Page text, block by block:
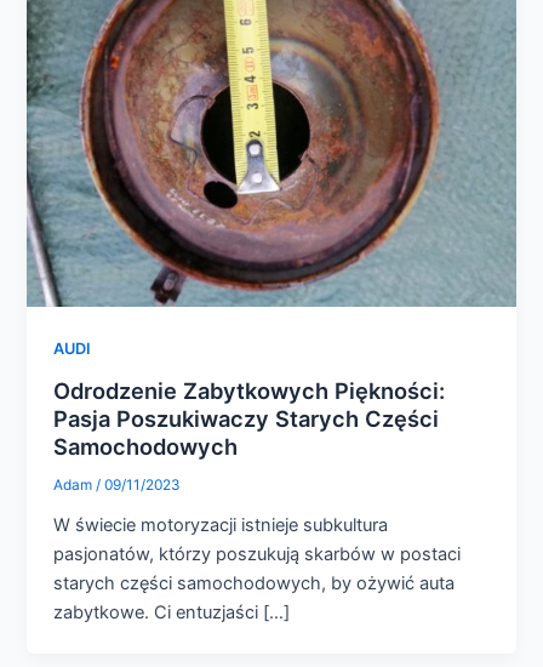
AUDI
Odrodzenie Zabytkowych Piękności:
Pasja Poszukiwaczy Starych Części
Samochodowych
Adam/09/11/2023
W świecie motoryzacji istnieje subkultura
pasjonatów, którzy poszukują skarbów w postaci
starych części samochodowych, by ożywić auta
zabytkowe. Ci entuzjaści […]